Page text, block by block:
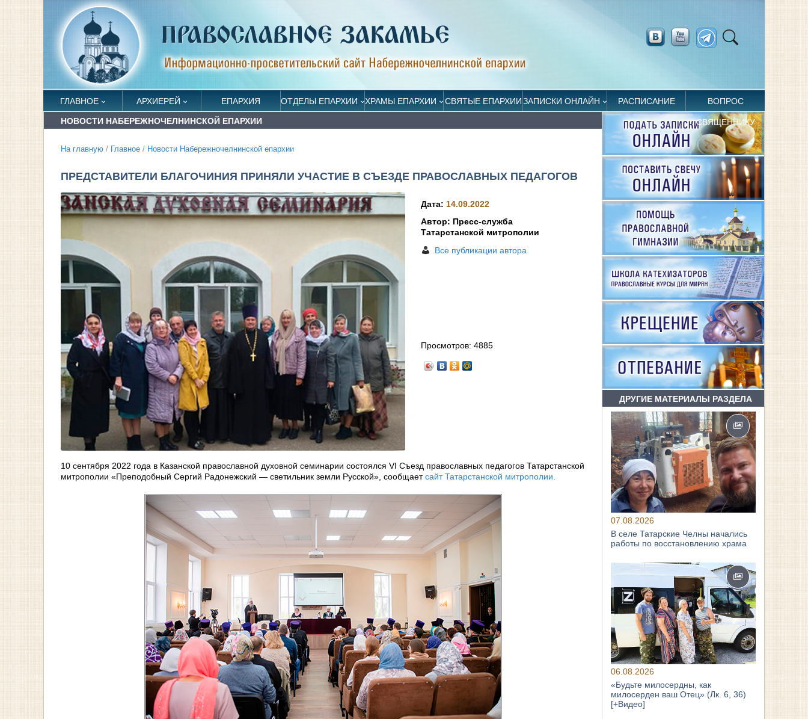
ГЛАВНОЕ АРХИЕРЕЙ ЕПАРХИЯ ОТДЕЛЫ ЕПАРХИИ ХРАМЫ ЕПАРХИИ СВЯТЫЕ ЕПАРХИИЗАПИСКИ ОНЛАЙН РАСПИСАНИЕ ВОПРОС
СВЯЩЕННИКУ
НОВОСТИ НАБЕРЕЖНОЧЕЛНИНСКОЙ ЕПАРХИИ
На главную / Главное / Новости Набережночелнинской епархии
ПРЕДСТАВИТЕЛИ БЛАГОЧИНИЯ ПРИНЯЛИ УЧАСТИЕ В СЪЕЗДЕ ПРАВОСЛАВНЫХ ПЕДАГОГОВ
Дата: 14.09.2022
Автор: Пресс-служба
Татарстанской митрополии
Все публикации автора
Просмотров:4885
10 сентября 2022 года в Казанской православной духовной семинарии состоялся VI Съезд православных педагогов Татарстанской
митрополии «Преподобный Сергий Радонежский — светильник земли Русской», сообщаетсайт Татарстанской митрополии.
ДРУГИЕ МАТЕРИАЛЫ РАЗДЕЛА
07.08.2026
В селе Татарские Челны начались
работы по восстановлению храма
06.08.2026
«Будьте милосердны, как
милосерден ваш Отец» (Лк. 6, 36)
[+Видео]